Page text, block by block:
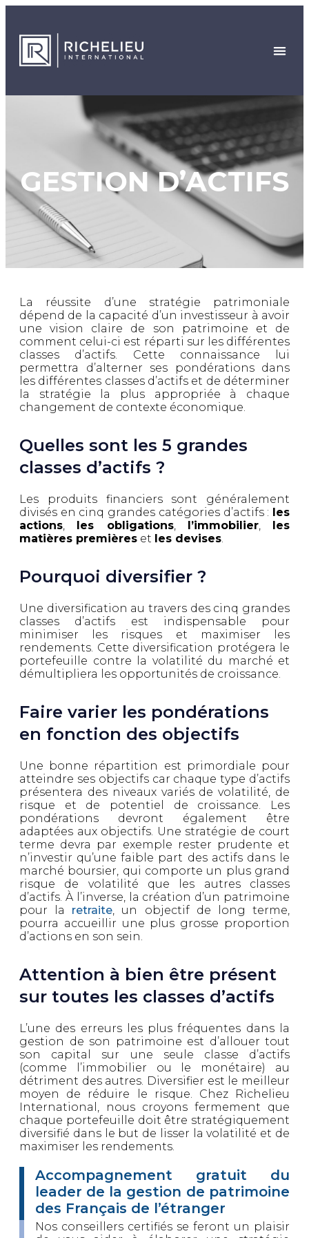
GESTION D’ACTIFS
La réussite d’une stratégie patrimoniale
dépend de la capacité d’un investisseur à avoir
une vision claire de son patrimoine et de
comment celui-ci est réparti sur les différentes
classes d’actifs. Cette connaissance lui
permettra d’alterner ses pondérations dans
les différentes classes d’actifs et de déterminer
la stratégie la plus appropriée à chaque
changement de contexte économique.
Quelles sont les 5 grandes
classes d’actifs ?
Les produits financiers sont généralement
divisés en cinq grandes catégories d’actifs :
les
actions, les obligations, l’immobilier,
les
matières premières et les devises.
Pourquoi diversifier ?
Une diversification au travers des cinq grandes
classes d’actifs est indispensable pour
minimiser les risques et maximiser les
rendements. Cette diversification protégera le
portefeuille contre la volatilité du marché et
démultipliera les opportunités de croissance.
Faire varier les pondérations
en fonction des objectifs
Une bonne répartition est primordiale pour
atteindre ses objectifs car chaque type d’actifs
présentera des niveaux variés de volatilité, de
risque et de potentiel de croissance. Les
pondérations devront également être
adaptées aux objectifs. Une stratégie de court
terme devra par exemple rester prudente et
n’investir qu’une faible part des actifs dans le
marché boursier, qui comporte un plus grand
risque de volatilité que les autres classes
d’actifs. À l’inverse, la création d’un patrimoine
pour la retraite, un objectif de long terme,
pourra accueillir une plus grosse proportion
d’actions en son sein.
Attention à bien être présent
sur toutes les classes d’actifs
L’une des erreurs les plus fréquentes dans la
gestion de son patrimoine est d’allouer tout
son capital sur une seule classe d’actifs
(comme l’immobilier ou le monétaire) au
détriment des autres. Diversifier est le meilleur
moyen de réduire le risque. Chez Richelieu
International, nous croyons fermement que
chaque portefeuille doit être stratégiquement
diversifié dans le but de lisser la volatilité et de
maximiser les rendements.
Accompagnement gratuit du
leader de la gestion de patrimoine
des Français de l’étranger
Nos conseillers certifiés se feront un plaisir